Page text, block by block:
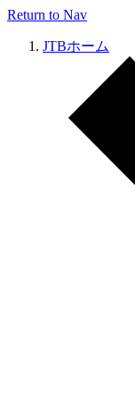
Return to Nav
JTBホーム